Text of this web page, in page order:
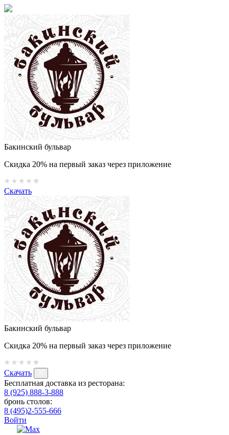
Бакинский бульвар
Скидка 20% на первый заказ через приложение
Скачать
Бакинский бульвар
Скидка 20% на первый заказ через приложение
Скачать
Бесплатная доставка из ресторана:
8 (925) 888-3-888
бронь столов:
8 (495)2-555-666
Войти